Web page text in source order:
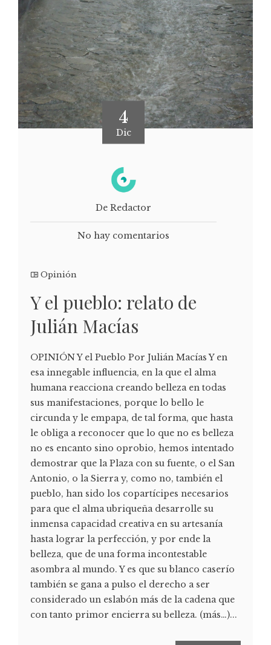
4
Dic
De Redactor
No hay comentarios
Opinión
Y el pueblo: relato de
Julián Macías
OPINIÓN Y el Pueblo Por Julián Macías Y en
esa innegable influencia, en la que el alma
humana reacciona creando belleza en todas
sus manifestaciones, porque lo bello le
circunda y le empapa, de tal forma, que hasta
le obliga a reconocer que lo que no es belleza
no es encanto sino oprobio, hemos intentado
demostrar que la Plaza con su fuente, o el San
Antonio, o la Sierra y, como no, también el
pueblo, han sido los copartícipes necesarios
para que el alma ubriqueña desarrolle su
inmensa capacidad creativa en su artesanía
hasta lograr la perfección, y por ende la
belleza, que de una forma incontestable
asombra al mundo. Y es que su blanco caserío
también se gana a pulso el derecho a ser
considerado un eslabón más de la cadena que
con tanto primor encierra su belleza. (más…)...